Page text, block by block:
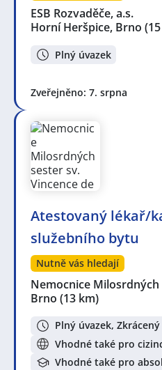
ESB Rozvaděče, a.s.
Horní Heršpice, Brno
Plný úvazek
Zveřejněno: 7. srpna
Atestovaný lékař/
služebního bytu
Nutně vás hledají
Nemocnice
Brno (13 km)
Plný úvazek,
Vhodné také pro
Vhodné také pro